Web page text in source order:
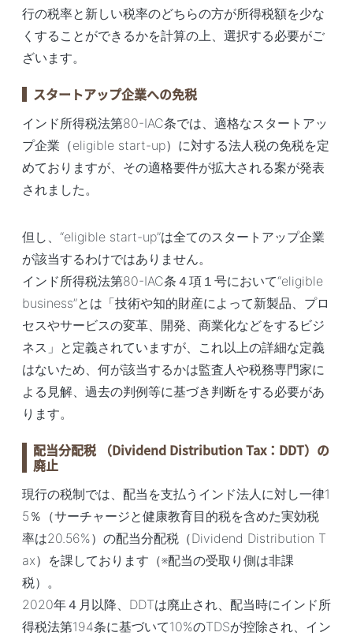
行の税率と新しい税率のどちらの方が所得税額を少な
くすることができるかを計算の上、選択する必要がご
ざいます。
スタートアップ企業への免税
インド所得税法第80-IAC条では、適格なスタートアッ
プ企業（eligible start-up）に対する法人税の免税を定
めておりますが、その適格要件が拡大される案が発表
されました。
但し、“eligible start-up”は全てのスタートアップ企業
が該当するわけではありません。
インド所得税法第80-IAC条４項１号において“eligible
business”とは「技術や知的財産によって新製品、プロ
セスやサービスの変革、開発、商業化などをするビジ
ネス」と定義されていますが、これ以上の詳細な定義
はないため、何が該当するかは監査人や税務専門家に
よる見解、過去の判例等に基づき判断をする必要があ
ります。
配当分配税 （Dividend Distribution Tax：DDT）の
廃止
現行の税制では、配当を支払うインド法人に対し一律1
5％（サーチャージと健康教育目的税を含めた実効税
率は20.56%）の配当分配税（Dividend Distribution T
ax）を課しております（※配当の受取り側は非課
税）。
2020年４月以降、DDTは廃止され、配当時にインド所
得税法第194条に基づいて10%のTDSが控除され、イン